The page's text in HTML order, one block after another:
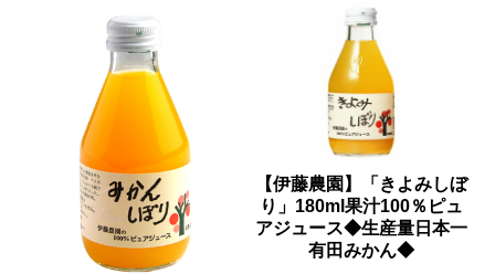
【伊藤農園】「きよみしぼ
り」180ml果汁100％ピュ
アジュース◆生産量日本一
有田みかん◆